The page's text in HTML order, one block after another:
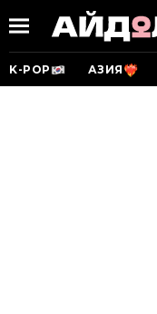
K-POP АЗИЯ